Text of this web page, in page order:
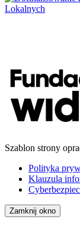
Szablon strony
Polityka
Klauzula
Zamknij okno